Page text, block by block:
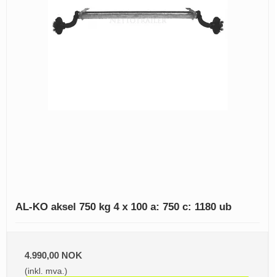
AL-KO aksel 750 kg 4 x 100 a: 750 c: 1180 ub
4.990,00 NOK
(inkl. mva.)